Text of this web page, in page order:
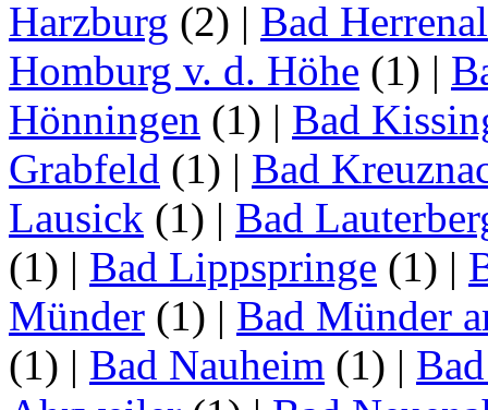
Harzburg (2) | Bad
Homburg v. d. Höhe (1) |
Hönningen (1) | Bad
Grabfeld (1) | Bad
Lausick (1) | Bad
(1) | Bad Lippspringe (1) |
Münder (1) | Bad Münder
(1) | Bad Nauheim (1) |